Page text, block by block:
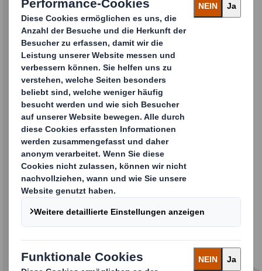
Stark beim Kundenerlebnis
Wir werden die besten Eigenschaften beider
Unternehmen zusammenführen, um den
schnellsten und besten Service in der Branche
zu bieten. Wir werden Ihnen weiterhin eine
wir als vereintes Unternehmen in Zukunft
noch weiter ausbauen werden.